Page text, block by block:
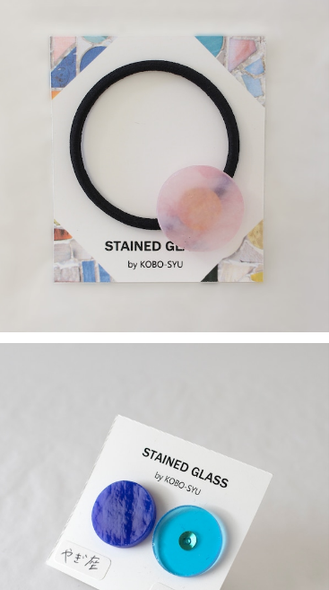
【一点物ヘアゴム】長谷川昌彦／ClearPink
¥1,000
やぎ座・カプリコーン／長谷川昌彦【一点物ピアス】
¥2,000